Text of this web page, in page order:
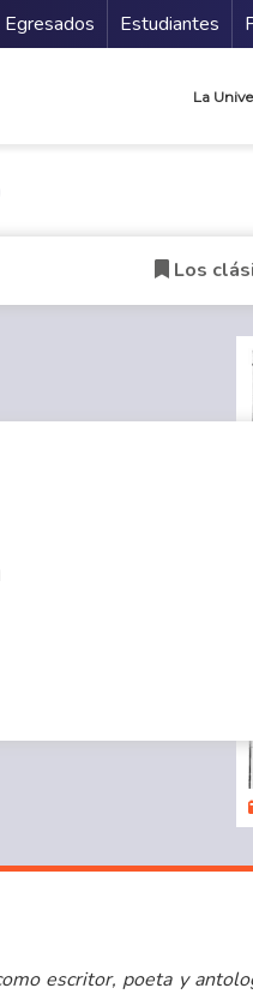
Egresados Estudiantes
La
Los
escritor, poeta y